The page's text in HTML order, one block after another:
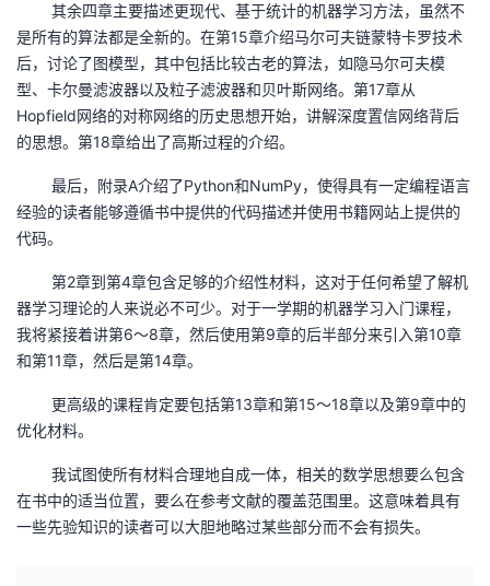
注
开
发
者
堂
我
的
课
我
的
证
我
实
的
的
Programs
我
的
支
我
的
技
术
持
我
的
云
建
其余四章主要描述更现代、基于统计的机器学习方法，虽然不
是所有的算法都是全新的。在第15章介绍马尔可夫链蒙特卡罗技术
后，讨论了图模型，其中包括比较古老的算法，如隐马尔可夫模
型、卡尔曼滤波器以及粒子滤波器和贝叶斯网络。第17章从
Hopfield网络的对称网络的历史思想开始，讲解深度置信网络背后
的思想。第18章给出了高斯过程的介绍。
最后，附录A介绍了Python和NumPy，使得具有一定编程语言
经验的读者能够遵循书中提供的代码描述并使用书籍网站上提供的
代码。
第2章到第4章包含足够的介绍性材料，这对于任何希望了解机
器学习理论的人来说必不可少。对于一学期的机器学习入门课程，
我将紧接着讲第6～8章，然后使用第9章的后半部分来引入第10章
和第11章，然后是第14章。
更高级的课程肯定要包括第13章和第15～18章以及第9章中的
优化材料。
我试图使所有材料合理地自成一体，相关的数学思想要么包含
在书中的适当位置，要么在参考文献的覆盖范围里。这意味着具有
一些先验知识的读者可以大胆地略过某些部分而不会有损失。